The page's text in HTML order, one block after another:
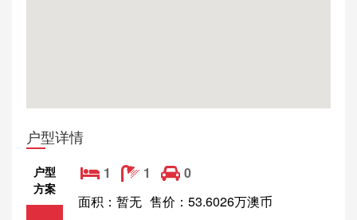
户型详情
户型
方案
1 1
0
面积：暂无 售价：53.6026万澳币